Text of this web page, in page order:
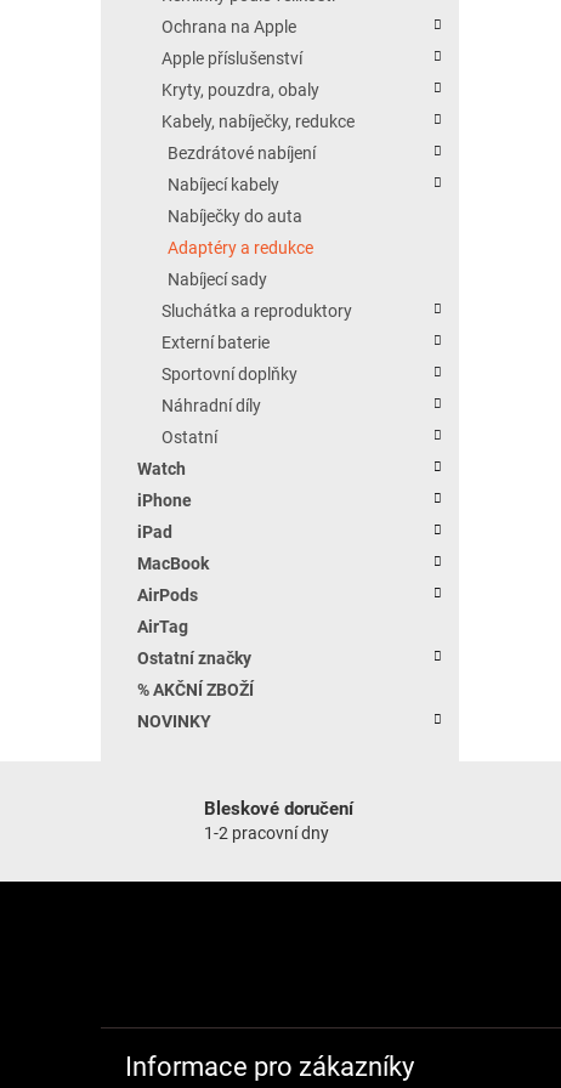
Ochrana na Apple
Apple příslušenství
Kryty, pouzdra, obaly
Kabely, nabíječky, redukce
Bezdrátové nabíjení
Nabíjecí kabely
Nabíječky do auta
Adaptéry a redukce
Nabíjecí sady
Sluchátka a reproduktory
Externí baterie
Sportovní doplňky
Náhradní díly
Ostatní
Watch
iPhone
iPad
MacBook
AirPods
AirTag
Ostatní značky
% AKČNÍ ZBOŽÍ
NOVINKY
Bleskové doručení
1-2 pracovní dny
Informace pro zákazníky